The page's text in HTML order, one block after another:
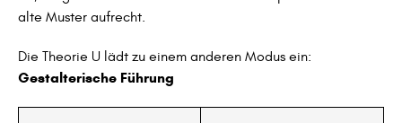
alte Muster aufrecht.
Die Theorie U lädt zu einem anderen Modus ein:
Gestalterische Führung